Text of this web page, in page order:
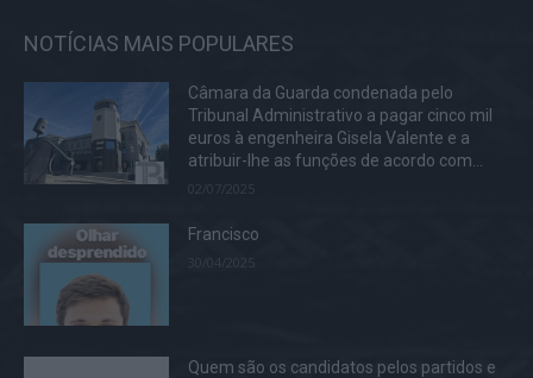
NOTÍCIAS MAIS POPULARES
Câmara da Guarda condenada pelo
Tribunal Administrativo a pagar cinco mil
euros à engenheira Gisela Valente e a
atribuir-lhe as funções de acordo com...
02/07/2025
Francisco
Quem são os candidatos pelos partidos e